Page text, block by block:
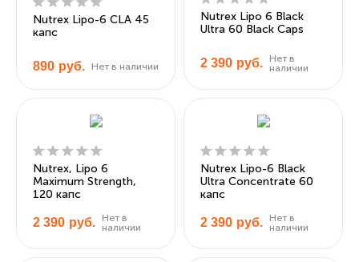
Nutrex Lipo-6 CLA 45
капс
890 руб. Нет в наличии
Nutrex Lipo 6 Black
Ultra 60 Black Caps
2 390 руб.
Нет в
наличии
Nutrex, Lipo 6
Maximum Strength,
120 капс
2 390 руб.
Нет в
наличии
Nutrex Lipo-6 Black
Ultra Concentrate 60
капс
2 390 руб.
Нет в
наличии